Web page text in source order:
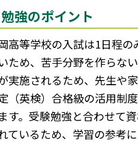
強のポイント
高等学校の入試は1日程
ため、苦手分野を作らな
実施されるため、先生や
（英検）合格級の活用制
す。受験勉強と合わせて
ているため、学習の参考に